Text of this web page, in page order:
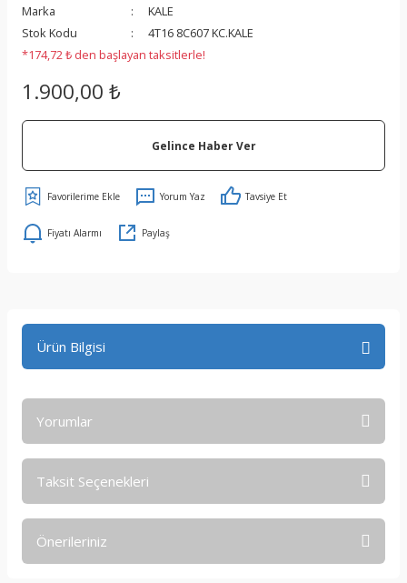
Marka
KALE
Stok Kodu
4T16 8C607 KC.KALE
*174,72 ₺ den başlayan taksitlerle!
1.900,00 ₺
Gelince Haber Ver
Yorum Yaz Tavsiye Et
Fiyatı Alarmı Paylaş
Ürün Bilgisi
Yorumlar
Taksit Seçenekleri
Önerileriniz